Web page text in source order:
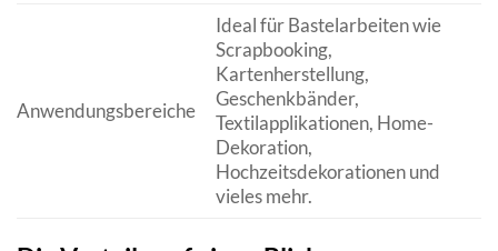
Anwendungsbereiche
Ideal für Bastelarbeiten wie
Scrapbooking,
Kartenherstellung,
Geschenkbänder,
Textilapplikationen, Home-
Dekoration,
Hochzeitsdekorationen und
vieles mehr.